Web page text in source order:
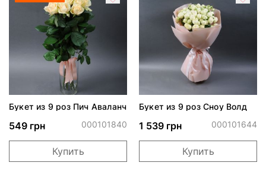
Букет из 9 роз Пич Аваланч
549 грн 000101840
Купить
Букет из 9 роз Сноу Волд
1 539 грн 000101644
Купить